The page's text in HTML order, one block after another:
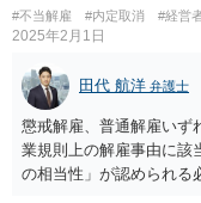
#不当解雇 #内定取消 #経営
2025年2月1日
田代 航洋 弁護士
懲戒解雇、普通解雇いず
業規則上の解雇事由に該
の相当性」が認められる